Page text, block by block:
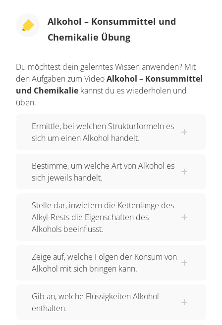
Hydroxygruppe ist also die "funktionelle Gruppe"
der Alkohole. Und du hast ganz richtig gehört,
der Anzahl der OH-Gruppen bezeichnet man
Alkohole als "einwertige Alkohole", mit nur einer
OH-Gruppe oder als "mehrwertige Alkohole",
entsprechend mit zwei beziehungsweise drei OH-
"sekundäre" sowie "tertiäre Alkohole"
Gruppen am zentralen C-Atom unterscheiden. Mit
DIESEN Alkoholen beschäftigen wir uns aber in
einmal die Nomenklatur der "einwertigen,
primären" Alkohole an. Genauer gesagt der
"Alkanole", einer Untergruppe der Alkohole, die
erinnerst du dich an die homologe Reihe der
Alkane? Starten wir doch mit Methan, Ethan und
Kohlenstoffatomen. Ersetzen wir ein
Wasserstoffatom durch die Hydroxygruppe,
Alkohol – Konsummittel und
Chemikalie Übung
Du möchtest dein gelerntes Wissen anwenden? Mit
den Aufgaben zum VideoAlkohol – Konsummittel
und Chemikalie kannst du es wiederholen und
üben.
Ermittle, bei welchen Strukturformeln es
sich um einen Alkohol handelt.
Bestimme, um welche Art von Alkohol es
sich jeweils handelt.
Stelle dar, inwiefern die Kettenlänge des
Alkyl-Rests die Eigenschaften des
Alkohols beeinflusst.
Zeige auf, welche Folgen der Konsum von
Alkohol mit sich bringen kann.
Gib an, welche Flüssigkeiten Alkohol
enthalten.